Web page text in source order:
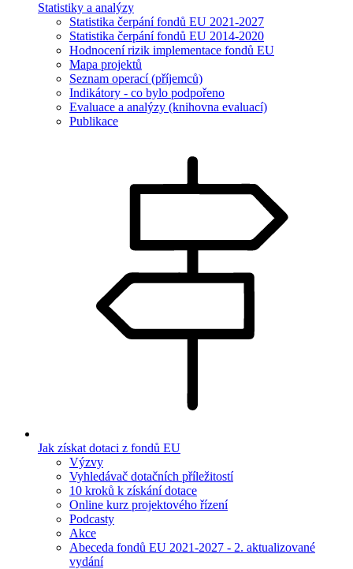
Statistiky a analýzy
Statistika čerpání fondů EU 2021-2027
Statistika čerpání fondů EU 2014-2020
Hodnocení rizik implementace fondů EU
Mapa projektů
Seznam operací (příjemců)
Indikátory - co bylo podpořeno
Evaluace a analýzy (knihovna evaluací)
Publikace
Jak získat dotaci z fondů EU
Výzvy
Vyhledávač dotačních příležitostí
10 kroků k získání dotace
Online kurz projektového řízení
Podcasty
Akce
Abeceda fondů EU 2021-2027 - 2. aktualizované
vydání